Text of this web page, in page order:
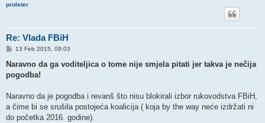
proleter
Re: Vlada FBiH
P
s
13 Feb 2015, 09:03
Naravno da ga voditeljica o tome nije smjela pitati jer takva je nečija
pogodba!
Naravno da je pogodba i revanš što nisu blokirali izbor rukovodstva FBiH,
a čime bi se srušila postojeća koalicija ( koja by the way neće izdržati ni
do početka 2016. godine).